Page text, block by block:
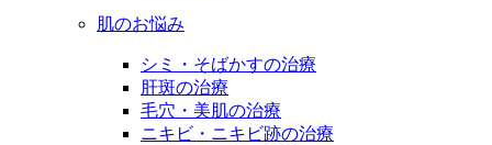
肌のお悩み
シミ・そばかすの治療
肝斑の治療
毛穴・美肌の治療
ニキビ・ニキビ跡の治療